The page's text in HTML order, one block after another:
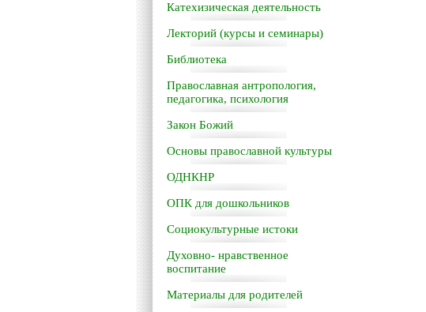
Катехизическая деятельность
Лекторий (курсы и семинары)
Библиотека
Православная антропология,
педагогика, психология
Закон Божий
Основы православной культуры
ОДНКНР
ОПК для дошкольников
Социокультурные истоки
Духовно- нравственное
воспитание
Материалы для родителей